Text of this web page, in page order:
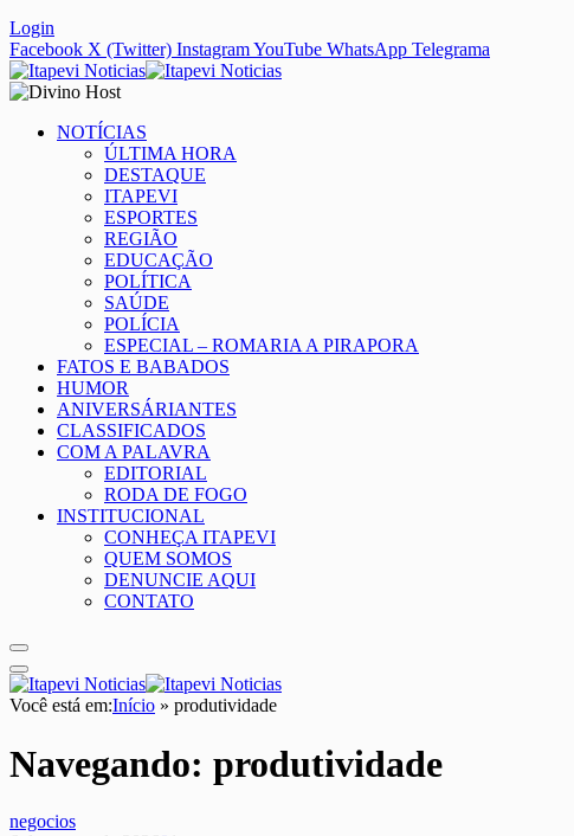
Login
Facebook X (Twitter) InstagramYouTube WhatsApp Telegrama
NOTÍCIAS
ÚLTIMA HORA
DESTAQUE
ITAPEVI
ESPORTES
REGIÃO
EDUCAÇÃO
POLÍTICA
SAÚDE
POLÍCIA
ESPECIAL – ROMARIA A PIRAPORA
FATOS E BABADOS
HUMOR
ANIVERSÁRIANTES
CLASSIFICADOS
COM A PALAVRA
EDITORIAL
RODA DE FOGO
INSTITUCIONAL
CONHEÇA ITAPEVI
QUEM SOMOS
DENUNCIE AQUI
CONTATO
Você está em:Início » produtividade
Navegando: produtividade
negocios